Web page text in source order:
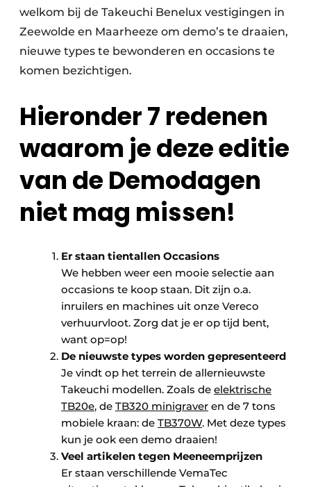
welkom bij de Takeuchi Benelux vestigingen in
Zeewolde en Maarheeze om demo’s te draaien,
nieuwe types te bewonderen en occasions te
komen bezichtigen.
Hieronder 7 redenen
waarom je deze editie
van de Demodagen
niet mag missen!
Er staan tientallen Occasions
We hebben weer een mooie selectie aan
occasions te koop staan. Dit zijn o.a.
inruilers en machines uit onze Vereco
verhuurvloot. Zorg dat je er op tijd bent,
want op=op!
De nieuwste types worden gepresenteerd
Je vindt op het terrein de allernieuwste
Takeuchi modellen. Zoals de elektrische
TB20e, de TB320 minigraver en de 7 tons
mobiele kraan: de TB370W. Met deze types
kun je ook een demo draaien!
Veel artikelen tegen Meeneemprijzen
Er staan verschillende VemaTec